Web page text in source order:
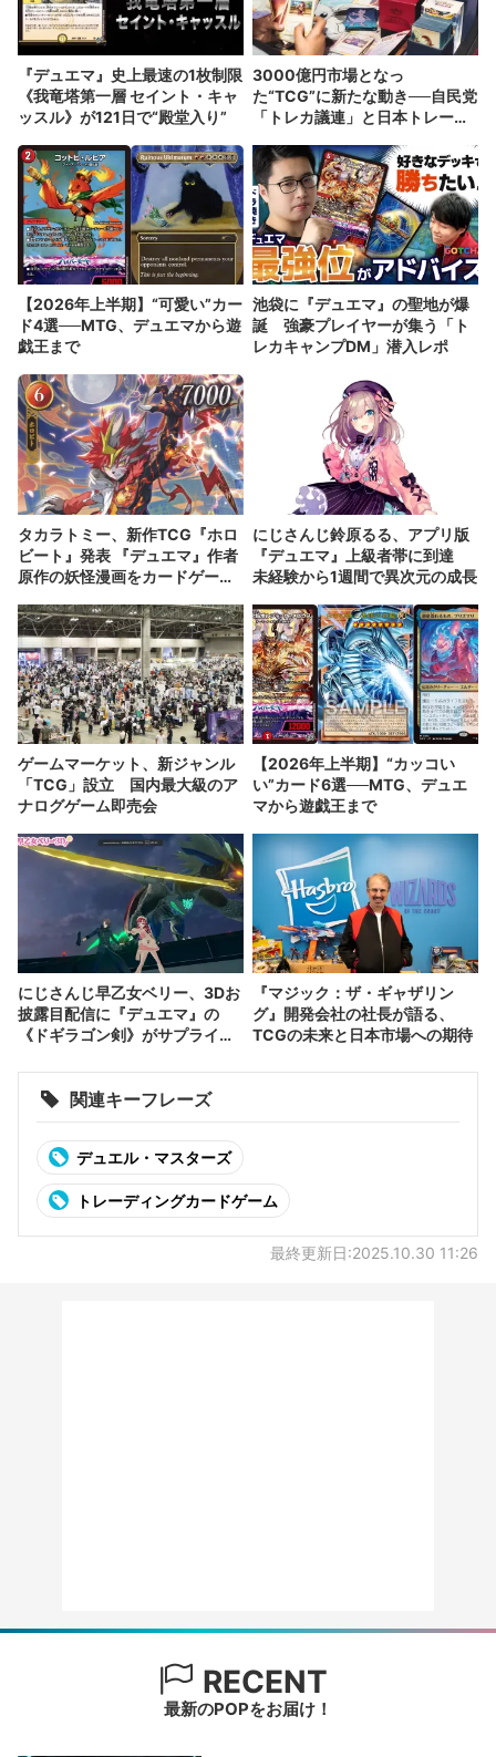
『デュエマ』史上最速の1枚制限
《我竜塔第一層 セイント・キャ
ッスル》が121日で“殿堂入り”
3000億円市場となっ
た“TCG”に新たな動き──自民党
「トレカ議連」と日本トレーデ
【2026年上半期】“可愛い”カー
ド4選──MTG、デュエマから遊
戯王まで
池袋に『デュエマ』の聖地が爆
誕 強豪プレイヤーが集う「ト
レカキャンプDM」潜入レポ
タカラトミー、新作TCG『ホロ
ビート』発表 『デュエマ』作者
原作の妖怪漫画をカードゲーム
にじさんじ鈴原るる、アプリ版
『デュエマ』上級者帯に到達
未経験から1週間で異次元の成長
ゲームマーケット、新ジャンル
「TCG」設立 国内最大級のア
ナログゲーム即売会
【2026年上半期】“カッコい
い”カード6選──MTG、デュエ
マから遊戯王まで
にじさんじ早乙女ベリー、3Dお
披露目配信に『デュエマ』の
《ドギラゴン剣》がサプライズ
『マジック：ザ・ギャザリン
グ』開発会社の社長が語る、
TCGの未来と日本市場への期待
関連キーフレーズ
デュエル・マスターズ
トレーディングカードゲーム
最終更新日:2025.10.30 11:26
RECENT
最新のPOPをお届け！